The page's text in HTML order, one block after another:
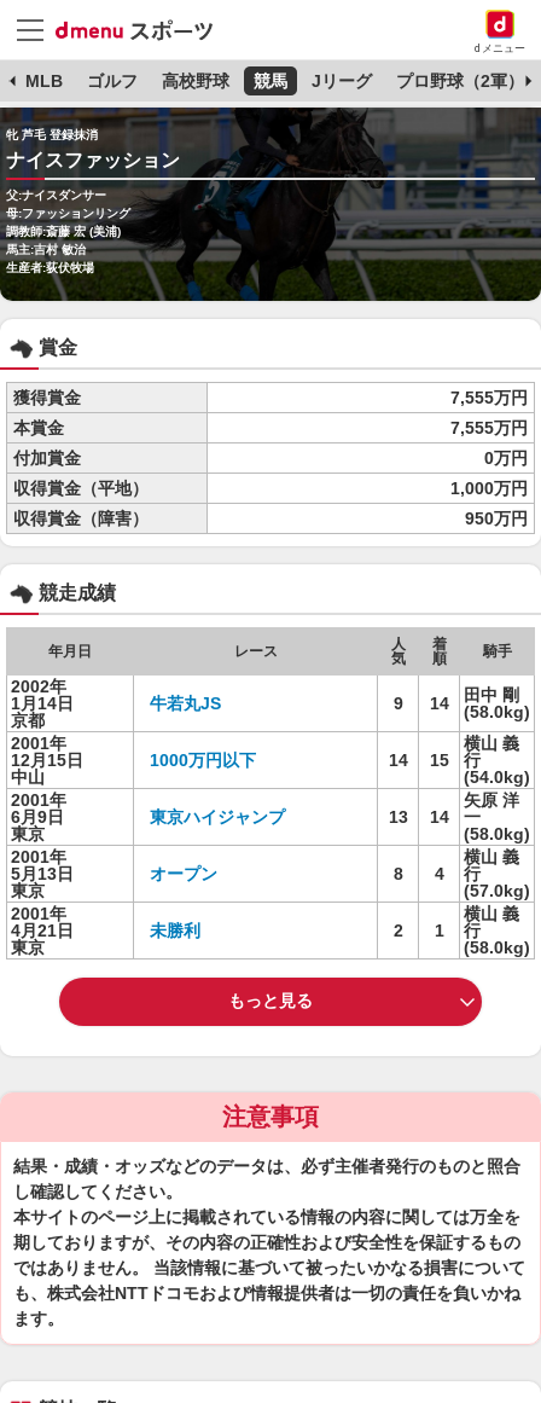
dメニュー
MLB ゴルフ 高校野球 競馬 Jリーグ プロ野球（2軍）
牝 芦毛 登録抹消
ナイスファッション
父:ナイスダンサー
母:ファッションリング
調教師:斎藤 宏 (美浦)
馬主:吉村 敏治
生産者:荻伏牧場
賞金
獲得賞金
7,555万円
本賞金
7,555万円
付加賞金
0万円
収得賞金（平地）
1,000万円
収得賞金（障害）
950万円
競走成績
年月日 レース
人
気
着
順
騎手
2002年
1月14日
京都
牛若丸JS 9 14
田中 剛
(58.0kg)
2001年
12月15日
中山
1000万円以下 14 15
横山 義
行
(54.0kg)
2001年
6月9日
東京
東京ハイジャンプ 13 14
矢原 洋
一
(58.0kg)
2001年
5月13日
東京
オープン 8 4
横山 義
行
(57.0kg)
2001年
4月21日
東京
未勝利 2 1
横山 義
行
(58.0kg)
もっと見る
注意事項
結果・成績・オッズなどのデータは、必ず主催者発行のものと照合
し確認してください。
本サイトのページ上に掲載されている情報の内容に関しては万全を
期しておりますが、その内容の正確性および安全性を保証するもの
ではありません。 当該情報に基づいて被ったいかなる損害について
も、株式会社NTTドコモおよび情報提供者は一切の責任を負いかね
ます。